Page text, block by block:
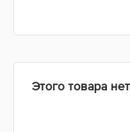
Этого товара